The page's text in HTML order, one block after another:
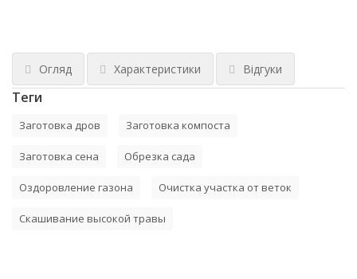
Огляд Характеристики Відгуки
Теги
Заготовка дров Заготовка компоста
Заготовка сена Обрезка сада
Оздоровление газона Очистка участка от веток
Скашивание высокой травы